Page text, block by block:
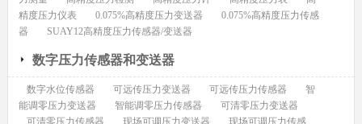
精度压力仪表
0.075%高精度压力变送器
0.075%高精度压力传感
器
SUAY12高精度压力传感器/变送器
数字压力传感器和变送器
数字水位传感器 可远传压力变送器 可远传压力传感器
智
能调零压力变送器
智能调零压力传感器
可清零压力变送器
可清零压力传感器
现场可调压力变送器
现场可调压力传感